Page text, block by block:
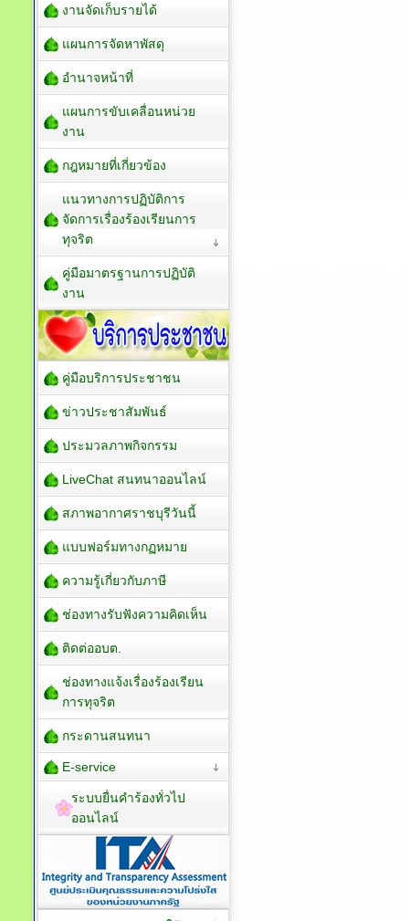
งานจัดเก็บรายได้
แผนการจัดหาพัสดุ
อำนาจหน้าที่
แผนการขับเคลื่อนหน่วย
งาน
กฎหมายที่เกี่ยวข้อง
แนวทางการปฏิบัติการ
จัดการเรื่องร้องเรียนการ
ทุจริต
คู่มือมาตรฐานการปฏิบัติ
งาน
คู่มือบริการประชาชน
ข่าวประชาสัมพันธ์
ประมวลภาพกิจกรรม
LiveChat สนทนาออนไลน์
สภาพอากาศราชบุรีวันนี้
แบบฟอร์มทางกฏหมาย
ความรู้เกี่ยวกับภาษี
ช่องทางรับฟังความคิดเห็น
ติดต่ออบต.
ช่องทางแจ้งเรื่องร้องเรียน
การทุจริต
กระดานสนทนา
E-service
ระบบยื่นคำร้องทั่วไป
ออนไลน์